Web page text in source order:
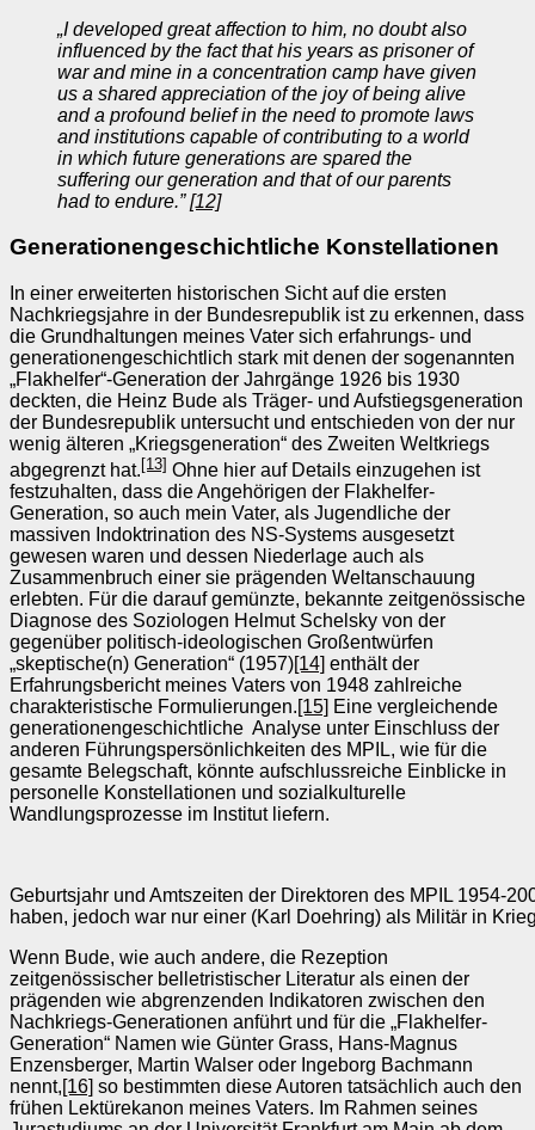
„I developed great affection to him, no doubt also
influenced by the fact that his years as prisoner of
war and mine in a concentration camp have given
us a shared appreciation of the joy of being alive
and a profound belief in the need to promote laws
and institutions capable of contributing to a world
in which future generations are spared the
suffering our generation and that of our parents
had to endure.”[12]
Generationengeschichtliche Konstellationen
In einer erweiterten historischen Sicht auf die ersten
Nachkriegsjahre in der Bundesrepublik ist zu erkennen, dass
die Grundhaltungen meines Vater sich erfahrungs- und
generationengeschichtlich stark mit denen der sogenannten
„Flakhelfer“-Generation der Jahrgänge 1926 bis 1930
deckten, die Heinz Bude als Träger- und Aufstiegsgeneration
der Bundesrepublik untersucht und entschieden von der nur
wenig älteren „Kriegsgeneration“ des Zweiten Weltkriegs
abgegrenzt hat. [13] Ohne hier auf Details einzugehen ist
festzuhalten, dass die Angehörigen der Flakhelfer-
Generation, so auch mein Vater, als Jugendliche der
massiven Indoktrination des NS-Systems ausgesetzt
gewesen waren und dessen Niederlage auch als
Zusammenbruch einer sie prägenden Weltanschauung
erlebten. Für die darauf gemünzte, bekannte zeitgenössische
Diagnose des Soziologen Helmut Schelsky von der
gegenüber politisch-ideologischen Großentwürfen
„skeptische(n) Generation“ (1957)[14] enthält der
Erfahrungsbericht meines Vaters von 1948 zahlreiche
charakteristische Formulierungen.[15] Eine vergleichende
generationengeschichtliche Analyse unter Einschluss der
anderen Führungspersönlichkeiten des MPIL, wie für die
gesamte Belegschaft, könnte aufschlussreiche Einblicke in
personelle Konstellationen und sozialkulturelle
Wandlungsprozesse im Institut liefern.
Geburtsjahr und Amtszeiten der Direktoren des MPIL 1954-
haben, jedoch war nur einer (Karl Doehring) als Militär in
Wenn Bude, wie auch andere, die Rezeption
zeitgenössischer belletristischer Literatur als einen der
prägenden wie abgrenzenden Indikatoren zwischen den
Nachkriegs-Generationen anführt und für die „Flakhelfer-
Generation“ Namen wie Günter Grass, Hans-Magnus
Enzensberger, Martin Walser oder Ingeborg Bachmann
nennt,[16] so bestimmten diese Autoren tatsächlich auch den
frühen Lektürekanon meines Vaters. Im Rahmen seines